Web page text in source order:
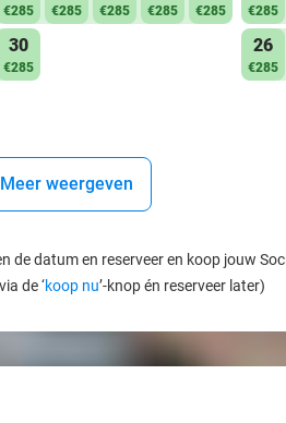
€285 €285 €285 €285 €285
30
€285
€285
26
€285
Meer weergeven
de datum en reserveer en koop jouw
de ‘koop nu’-knop én reserveer later)